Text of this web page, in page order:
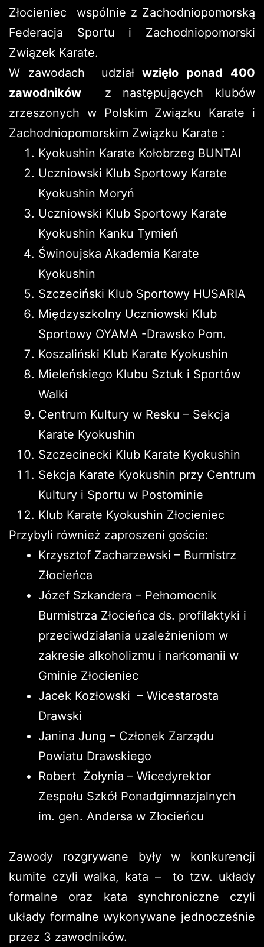
Złocieniec wspólnie z Zachodniopomorską
Federacja Sportu i Zachodniopomorski
Związek Karate.
W zawodach udziałwzięło ponad 400
zawodników z następujących klubów
zrzeszonych w Polskim Związku Karate i
Zachodniopomorskim Związku Karate :
Kyokushin Karate Kołobrzeg BUNTAI
Uczniowski Klub Sportowy Karate
Kyokushin Moryń
Uczniowski Klub Sportowy Karate
Kyokushin Kanku Tymień
Świnoujska Akademia Karate
Kyokushin
Szczeciński Klub Sportowy HUSARIA
Międzyszkolny Uczniowski Klub
Sportowy OYAMA -Drawsko Pom.
Koszaliński Klub Karate Kyokushin
Mieleńskiego Klubu Sztuk i Sportów
Walki
Centrum Kultury w Resku – Sekcja
Karate Kyokushin
Szczecinecki Klub Karate Kyokushin
Sekcja Karate Kyokushin przy Centrum
Kultury i Sportu w Postominie
Klub Karate Kyokushin Złocieniec
Przybyli również zaproszeni goście:
Krzysztof Zacharzewski – Burmistrz
Złocieńca
Józef Szkandera – Pełnomocnik
Burmistrza Złocieńca ds. profilaktyki i
przeciwdziałania uzależnieniom w
zakresie alkoholizmu i narkomanii w
Gminie Złocieniec
Jacek Kozłowski – Wicestarosta
Drawski
Janina Jung – Członek Zarządu
Powiatu Drawskiego
Robert Żołynia – Wicedyrektor
Zespołu Szkół Ponadgimnazjalnych
im. gen. Andersa w Złocieńcu
Zawody rozgrywane były w konkurencji
kumite czyli walka, kata – to tzw. układy
formalne oraz kata synchroniczne czyli
układy formalne wykonywane jednocześnie
przez 3 zawodników.